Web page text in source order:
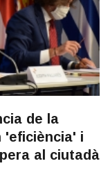
de la
'eficiència' i
al ciutadà